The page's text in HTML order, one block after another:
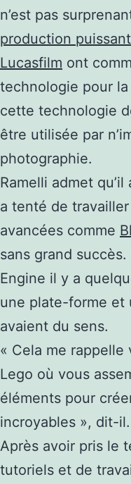
n’est pas
production
Lucasfilm ont
technologie pour
cette technologie
être utilisée par
photographie.
Ramelli admet
a tenté de
avancées comme
sans grand
Engine il y a
une plate-forme et
avaient du sens.
« Cela me
Lego où vous
éléments pour
incroyables », dit-il.
Après avoir pris le
tutoriels et de